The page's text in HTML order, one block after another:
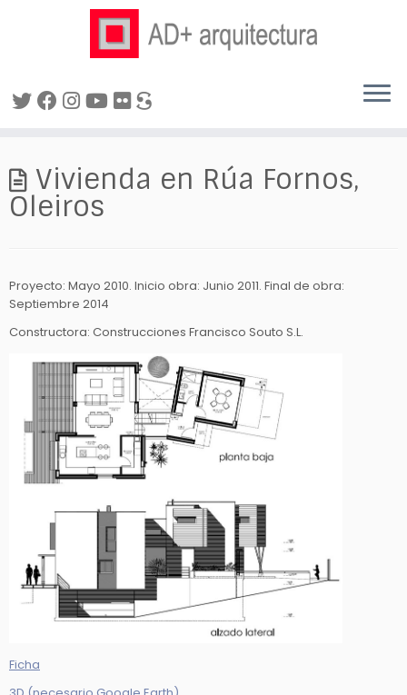
contenidoVivienda en Rúa Fornos,
Oleiros
Proyecto: Mayo 2010. Inicio obra: Junio 2011. Final de obra:
Septiembre 2014
Constructora: Construcciones Francisco Souto S.L.
Ficha